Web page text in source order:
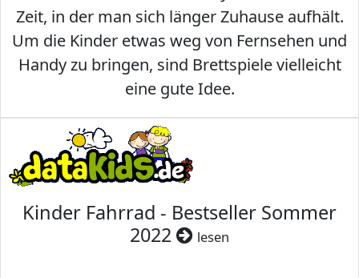
Zeit, in der man sich länger Zuhause aufhält.
Um die Kinder etwas weg von Fernsehen und
Handy zu bringen, sind Brettspiele vielleicht
eine gute Idee.
Kinder Fahrrad - Bestseller Sommer
2022
lesen